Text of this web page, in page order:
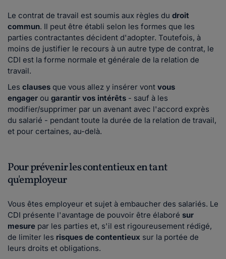
Le contrat de travail est soumis aux règles du droit
commun. Il peut être établi selon les formes que les
parties contractantes décident d'adopter. Toutefois, à
moins de justifier le recours à un autre type de contrat, le
CDI est la forme normale et générale de la relation de
travail.
Les clauses que vous allez y insérer vont vous
engager ou garantir vos intérêts - sauf à les
modifier/supprimer par un avenant avec l'accord exprès
du salarié - pendant toute la durée de la relation de travail,
et pour certaines, au-delà.
Pour prévenir les contentieux en tant
qu'employeur
Vous êtes employeur et sujet à embaucher des salariés. Le
CDI présente l'avantage de pouvoir être élaboré sur
mesure par les parties et, s'il est rigoureusement rédigé,
de limiter les risques de contentieux sur la portée de
leurs droits et obligations.